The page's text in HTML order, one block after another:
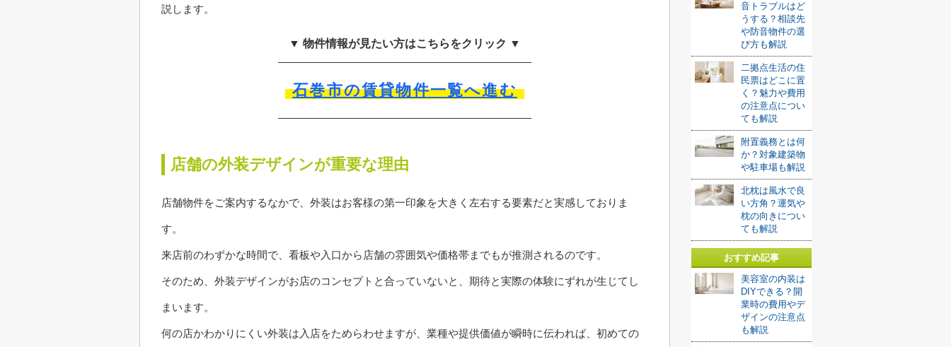
説します。
▼ 物件情報が見たい方はこちらをクリック ▼
石巻市の賃貸物件一覧へ進む
店舗の外装デザインが重要な理由
店舗物件をご案内するなかで、外装はお客様の第一印象を大きく左右する要素だと実感しておりま
す。
来店前のわずかな時間で、看板や入口から店舗の雰囲気や価格帯までもが推測されるのです。
そのため、外装デザインがお店のコンセプトと合っていないと、期待と実際の体験にずれが生じてし
まいます。
何の店かわかりにくい外装は入店をためらわせますが、業種や提供価値が瞬時に伝われば、初めての
音トラブルはど
うする？相談先
や防音物件の選
び方も解説
二拠点生活の住
民票はどこに置
く？魅力や費用
の注意点につい
ても解説
附置義務とは何
か？対象建築物
や駐車場も解説
北枕は風水で良
い方角？運気や
枕の向きについ
ても解説
おすすめ記事
美容室の内装は
DIYできる？開
業時の費用やデ
ザインの注意点
も解説